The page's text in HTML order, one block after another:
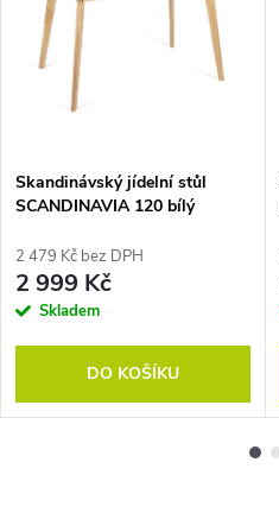
Skandinávský jídelní stůl
SCANDINAVIA 120 bílý
2 479 Kč bez DPH
2 999 Kč
Skladem
DO KOŠÍKU